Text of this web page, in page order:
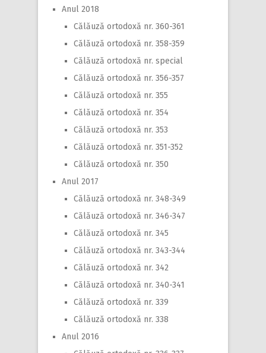
Anul 2018
Călăuză ortodoxă nr. 360-361
Călăuză ortodoxă nr. 358-359
Călăuză ortodoxă nr. special
Călăuză ortodoxă nr. 356-357
Călăuză ortodoxă nr. 355
Călăuză ortodoxă nr. 354
Călăuză ortodoxă nr. 353
Călăuză ortodoxă nr. 351-352
Călăuză ortodoxă nr. 350
Anul 2017
Călăuză ortodoxă nr. 348-349
Călăuză ortodoxă nr. 346-347
Călăuză ortodoxă nr. 345
Călăuză ortodoxă nr. 343-344
Călăuză ortodoxă nr. 342
Călăuză ortodoxă nr. 340-341
Călăuză ortodoxă nr. 339
Călăuză ortodoxă nr. 338
Anul 2016